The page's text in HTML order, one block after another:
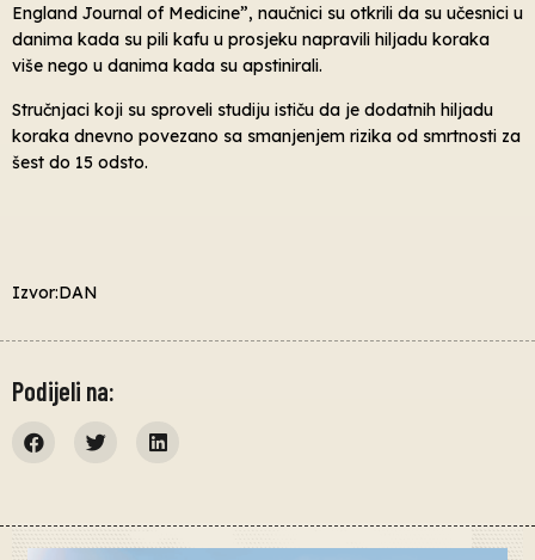
England Journal of Medicine”, naučnici su otkrili da su učesnici u
danima kada su pili kafu u prosjeku napravili hiljadu koraka
više nego u danima kada su apstinirali.
Stručnjaci koji su sproveli studiju ističu da je dodatnih hiljadu
koraka dnevno povezano sa smanjenjem rizika od smrtnosti za
šest do 15 odsto.
Izvor:DAN
Podijeli na: